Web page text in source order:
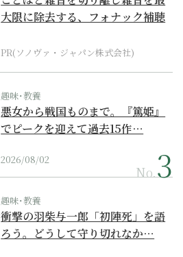
大限に除去する、フォナック補聴
PR(ソノヴァ・ジャパン株式会社)
趣味･教養
悪女から戦国ものまで。『篤姫』
でピークを迎えて過去15作…
2026/08/02
No.
趣味･教養
衝撃の羽柴与一郎「初陣死」を語
ろう。どうして守り切れなか…